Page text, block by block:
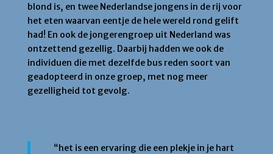
blond is, en twee Nederlandse jongens in de rij voor
het eten waarvan eentje de hele wereld rond gelift
had! En ook de jongerengroep uit Nederland was
ontzettend gezellig. Daarbij hadden we ook de
individuen die met dezelfde bus reden soort van
geadopteerd in onze groep, met nog meer
gezelligheid tot gevolg.
“het is een ervaring die een plekje in je hart